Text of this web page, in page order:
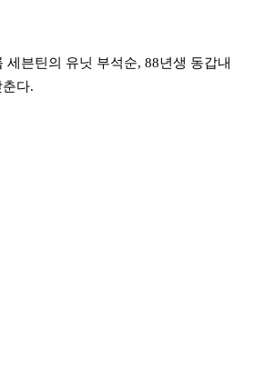
븐틴의 유닛 부석순, 88년생 동갑내
다.